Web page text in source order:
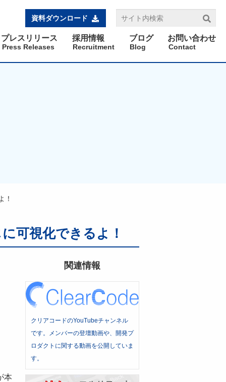
資料ダウンロード
プレスリリース
Press Releases
採用情報
Recruitment
ブログ
Blog
お問い合わせ
Contact
！
可視化できるよ！
本
関連情報
クリアコードのYouTubeチャンネル
です。メンバーの登壇動画や、開発プ
ロダクトに関する動画を公開していま
す。